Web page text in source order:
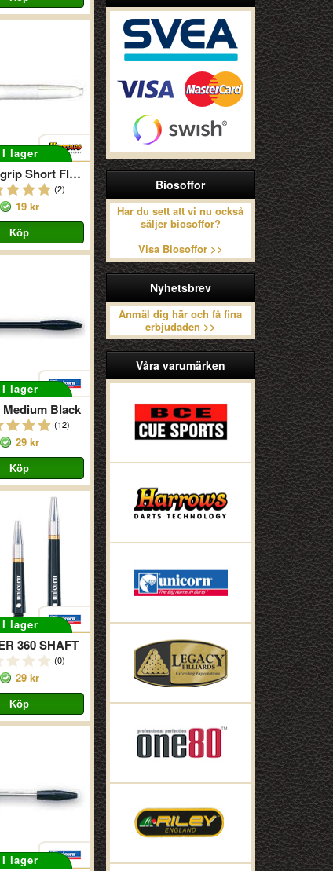
Biosoffor
Har du sett att vi nu också
säljer biosoffor?
Visa Biosoffor >>
Nyhetsbrev
Anmäl dig här och få fina
erbjudaden >>
Våra varumärken
I lager
Deflectagrip Short Fluro White Snow
(2)
19 kr
I lager
Black
(12)
29 kr
I lager
360 SHAFT
(0)
29 kr
I lager